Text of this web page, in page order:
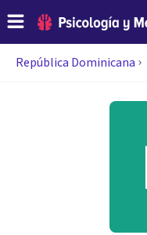
República Dominicana